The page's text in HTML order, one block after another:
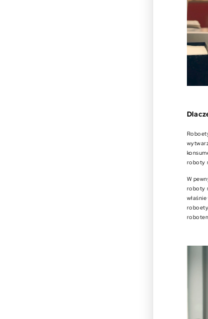
roboty
W
roboty